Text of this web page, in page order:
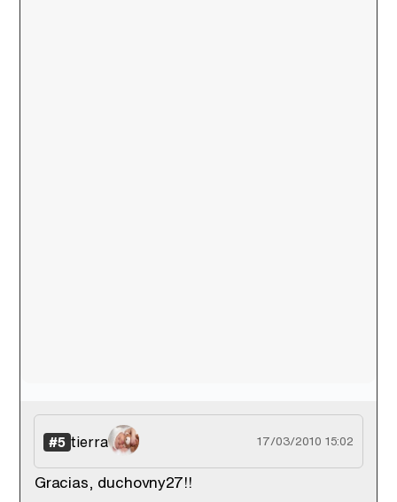
#5 tierra 17/03/2010 15:02
Gracias, duchovny27!!